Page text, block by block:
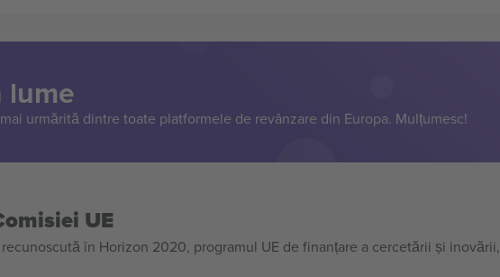
lume
urmărită dintre toate platformele de revânzare din Europa. Mulțumesc!
UE
în Horizon 2020, programul UE de finanțare a cercetării și inovării,